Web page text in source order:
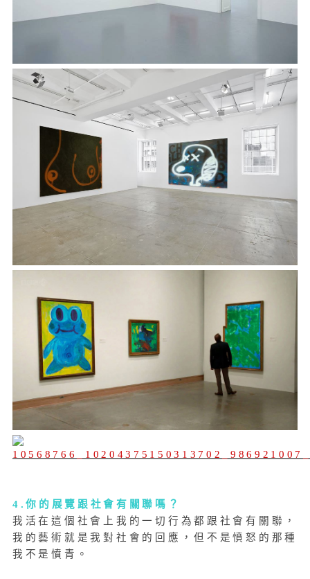
4.你的展覽跟社會有關聯嗎？
我活在這個社會上我的一切行為都跟社會有關聯，
我的藝術就是我對社會的回應，但不是憤怒的那種
我不是憤青。